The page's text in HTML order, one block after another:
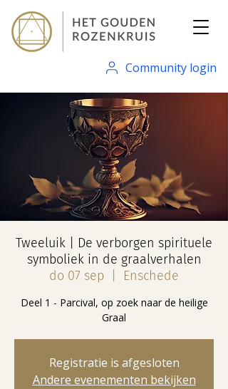
Community login
Tweeluik | De verborgen spirituele
symboliek in de graalverhalen
do 07 sep
Enschede
Deel 1 - Parcival, op zoek naar de heilige
Graal
Registratie is afgesloten
Andere evenementen bekijken